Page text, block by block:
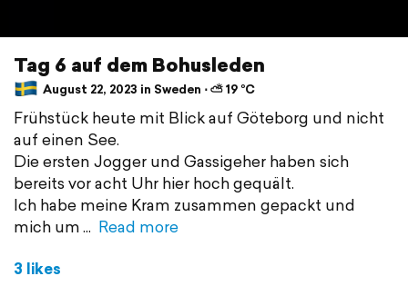
Tag 6 auf dem Bohusleden
August 22, 2023 in Sweden ⋅ ⛅ 19 °C
Frühstück heute mit Blick auf Göteborg und nicht
auf einen See.
Die ersten Jogger und Gassigeher haben sich
bereits vor acht Uhr hier hoch gequält.
Ich habe meine Kram zusammen gepackt und
mich um
Read more
3 likes